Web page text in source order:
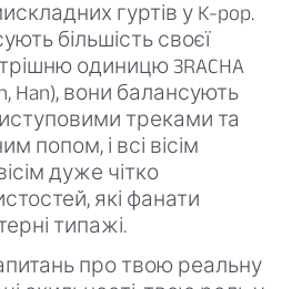
гуртів у K-pop.
більшість своєї
одиницю 3RACHA
Han), вони балансують
треками та
попом, і всі вісім
дуже чітко
які фанати
типажі.
про твою реальну